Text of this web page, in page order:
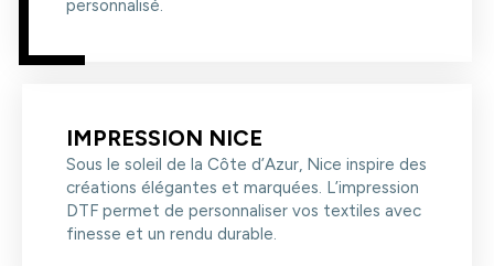
personnalisé.
IMPRESSION NICE
Sous le soleil de la Côte d’Azur, Nice inspire des
créations élégantes et marquées. L’impression
DTF permet de personnaliser vos textiles avec
finesse et un rendu durable.